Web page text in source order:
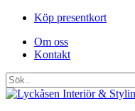
Köp presentkort
Om oss
Kontakt